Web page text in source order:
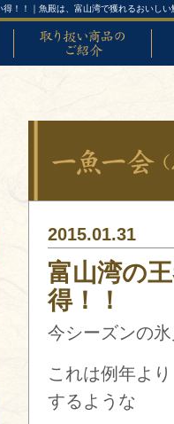
！！｜魚殿は、富山湾で獲れるおいし
2015.01.31
富山湾の
得！！
今シーズンの
これは例年よ
するような